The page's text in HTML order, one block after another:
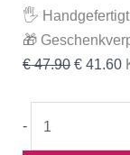
🖐️ Handgefertigt
🎁
€47.90 € 41.60
-